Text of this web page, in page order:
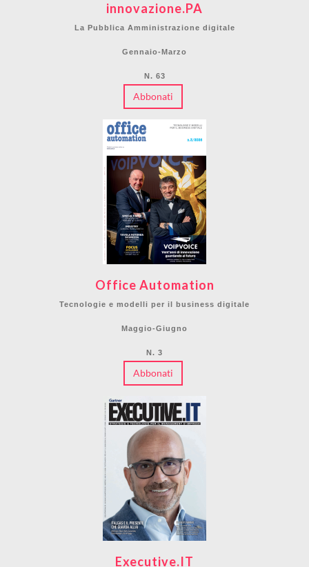
innovazione.PA
La Pubblica Amministrazione digitale
Gennaio-Marzo
N. 63
Abbonati
Office Automation
Tecnologie e modelli per il business digitale
Maggio-Giugno
N. 3
Abbonati
Executive.IT